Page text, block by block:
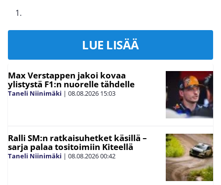
LUE LISÄÄ
Max Verstappen jakoi kovaa
ylistystä F1:n nuorelle tähdelle
Taneli Niinimäki | 08.08.2026 15:03
Ralli SM:n ratkaisuhetket käsillä –
sarja palaa tositoimiin Kiteellä
Taneli Niinimäki | 08.08.202600:42